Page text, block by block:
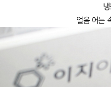
얼음 어는